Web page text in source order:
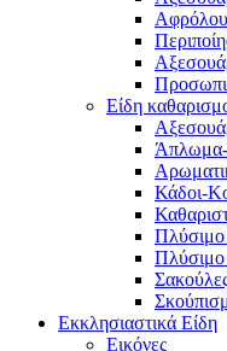
Είδη
Κάδοι-
Πλύσιμο
Εκκλησιαστικά Είδη
Εικόνες